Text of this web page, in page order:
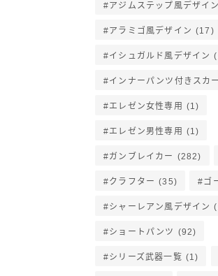
アジムステップ風デザイン
アラミゴ風デザイン (17)
イシュガルド風デザイン
インナーパンツ付きスカ
エレゼン女性専用 (1)
エレゼン男性専用 (1)
ガンブレイカー (282)
クラフター (35) ゴ
シャーレアン風デザイン
ショートパンツ (92)
シリーズ武器一覧 (1)